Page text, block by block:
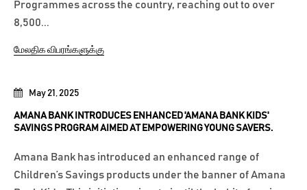
May 21, 2025
AMANA BANK INTRODUCES ENHANCED 'AMANA BANK KIDS'
SAVINGS PROGRAM AIMED AT EMPOWERING YOUNG SAVERS.
Amana Bank has introduced an enhanced range of
Children’s Savings products under the banner of Amana
Programmes across the country, reaching out to over
8,500...
மேலதிக விபரங்களுக்கு